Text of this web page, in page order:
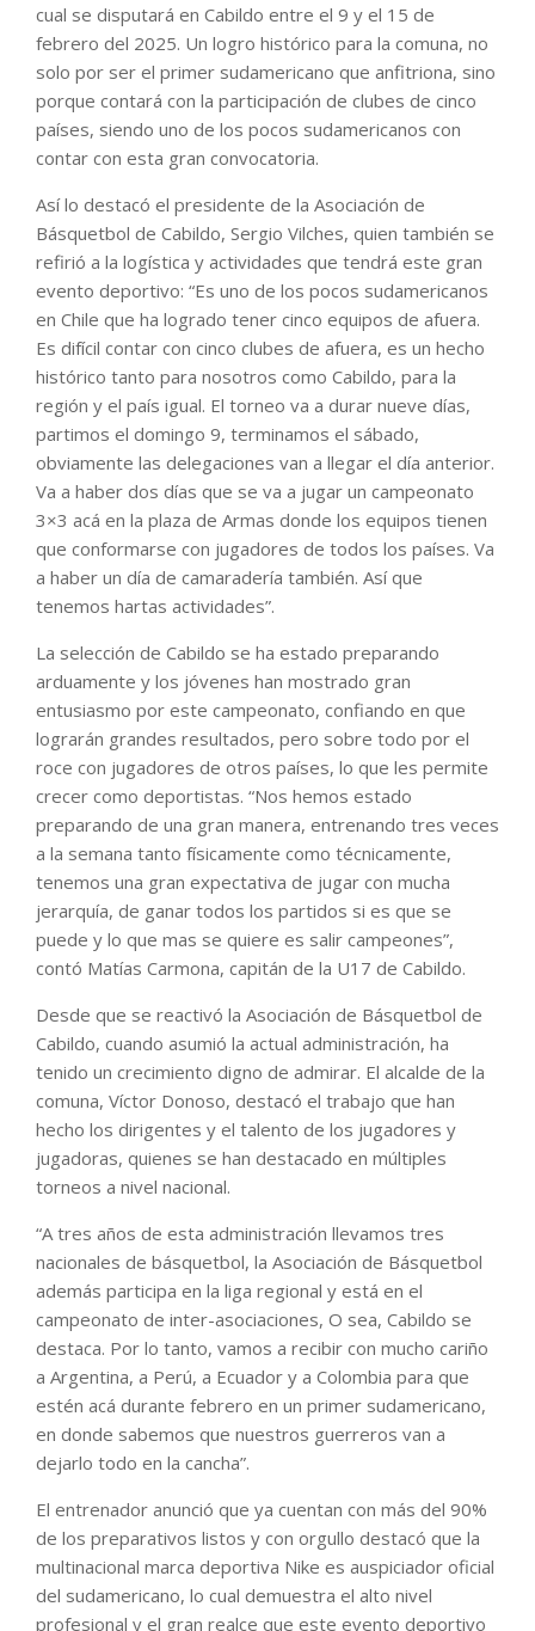
cual se disputará en Cabildo entre el 9 y el 15 de
febrero del 2025. Un logro histórico para la comuna, no
solo por ser el primer sudamericano que anfitriona, sino
porque contará con la participación de clubes de cinco
países, siendo uno de los pocos sudamericanos con
contar con esta gran convocatoria.
Así lo destacó el presidente de la Asociación de
Básquetbol de Cabildo, Sergio Vilches, quien también se
refirió a la logística y actividades que tendrá este gran
evento deportivo: “Es uno de los pocos sudamericanos
en Chile que ha logrado tener cinco equipos de afuera.
Es difícil contar con cinco clubes de afuera, es un hecho
histórico tanto para nosotros como Cabildo, para la
región y el país igual. El torneo va a durar nueve días,
partimos el domingo 9, terminamos el sábado,
obviamente las delegaciones van a llegar el día anterior.
Va a haber dos días que se va a jugar un campeonato
3×3 acá en la plaza de Armas donde los equipos tienen
que conformarse con jugadores de todos los países. Va
a haber un día de camaradería también. Así que
tenemos hartas actividades”.
La selección de Cabildo se ha estado preparando
arduamente y los jóvenes han mostrado gran
entusiasmo por este campeonato, confiando en que
lograrán grandes resultados, pero sobre todo por el
roce con jugadores de otros países, lo que les permite
crecer como deportistas. “Nos hemos estado
preparando de una gran manera, entrenando tres veces
a la semana tanto físicamente como técnicamente,
tenemos una gran expectativa de jugar con mucha
jerarquía, de ganar todos los partidos si es que se
puede y lo que mas se quiere es salir campeones”,
contó Matías Carmona, capitán de la U17 de Cabildo.
Desde que se reactivó la Asociación de Básquetbol de
Cabildo, cuando asumió la actual administración, ha
tenido un crecimiento digno de admirar. El alcalde de la
comuna, Víctor Donoso, destacó el trabajo que han
hecho los dirigentes y el talento de los jugadores y
jugadoras, quienes se han destacado en múltiples
torneos a nivel nacional.
“A tres años de esta administración llevamos tres
nacionales de básquetbol, la Asociación de Básquetbol
además participa en la liga regional y está en el
campeonato de inter-asociaciones, O sea, Cabildo se
destaca. Por lo tanto, vamos a recibir con mucho cariño
a Argentina, a Perú, a Ecuador y a Colombia para que
estén acá durante febrero en un primer sudamericano,
en donde sabemos que nuestros guerreros van a
dejarlo todo en la cancha”.
El entrenador anunció que ya cuentan con más del 90%
de los preparativos listos y con orgullo destacó que la
multinacional marca deportiva Nike es auspiciador oficial
del sudamericano, lo cual demuestra el alto nivel
profesional y el gran realce que este evento deportivo